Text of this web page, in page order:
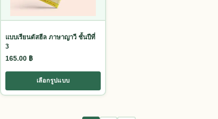
แบบเรียนตัสฮีล ภาษาญาวี ชั้นปีที่
3
165.00 ฿
เลือกรูปแบบ